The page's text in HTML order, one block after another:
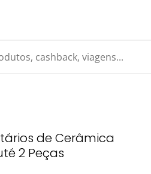
cashback, viagens...
de Cerâmica
2 Peças